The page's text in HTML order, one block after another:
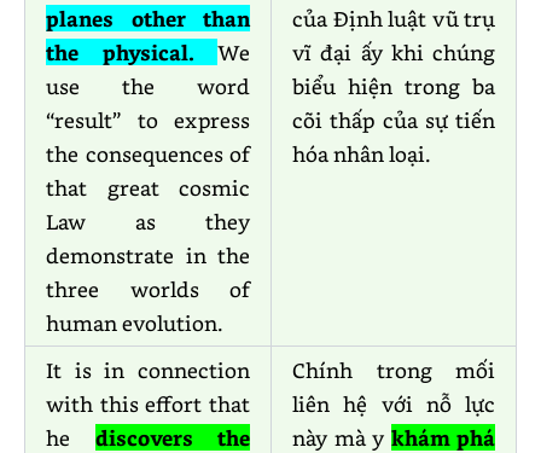
planes other than
the physical. We
use the word
“result” to express
the consequences of
that great cosmic
Law as they
demonstrate in the
three worlds of
human evolution.
của Định luật vũ trụ
vĩ đại ấy khi chúng
biểu hiện trong ba
cõi thấp của sự tiến
hóa nhân loại.
It is in connection
with this effort that
he discovers the
Chính trong mối
liên hệ với nỗ lực
này mà y khám phá